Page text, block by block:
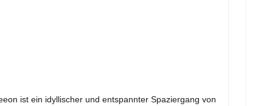
ist ein idyllischer und entspannter Spaziergang von